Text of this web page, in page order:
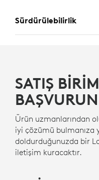
Sürdürülebilirlik
Logitech, daha
amaçlamaktadır.
indirmek ve sosyal
bir
NEXT LIFE
elektroniği atıklarına
SATIŞ
BAŞVURUN
Ürün uzmanlarından
iyi çözümü bulmanıza
doldurduğunuzda bir
iletişim kuracaktır.